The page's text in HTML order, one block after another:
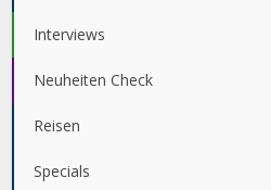
Interviews
Neuheiten Check
Reisen
Specials